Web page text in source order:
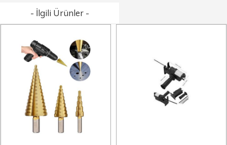
- İlgili Ürünler -